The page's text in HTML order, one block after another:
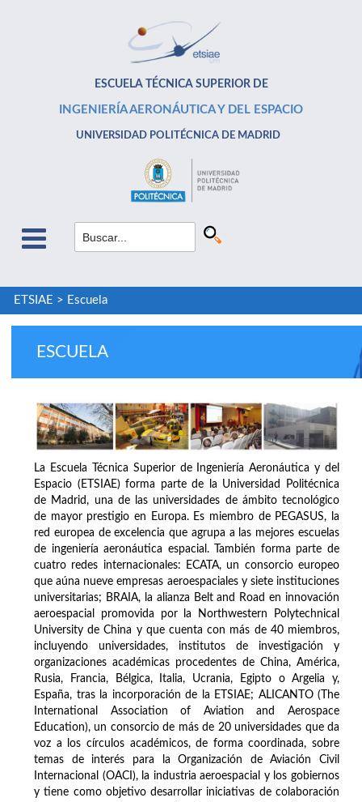
ESCUELA TÉCNICA SUPERIOR DE
INGENIERÍA AERONÁUTICA Y DEL ESPACIO
UNIVERSIDAD POLITÉCNICA DE MADRID
ETSIAE > Escuela
ESCUELA
La Escuela Técnica Superior de Ingeniería Aeronáutica y del
Espacio (ETSIAE) forma parte de la Universidad Politécnica
de Madrid, una de las universidades de ámbito tecnológico
de mayor prestigio en Europa. Es miembro de PEGASUS, la
red europea de excelencia que agrupa a las mejores escuelas
de ingeniería aeronáutica espacial. También forma parte de
cuatro redes internacionales: ECATA, un consorcio europeo
que aúna nueve empresas aeroespaciales y siete instituciones
universitarias; BRAIA, la alianza Belt and Road en innovación
aeroespacial promovida por la Northwestern Polytechnical
University de China y que cuenta con más de 40 miembros,
incluyendo universidades, institutos de investigación y
organizaciones académicas procedentes de China, América,
Rusia, Francia, Bélgica, Italia, Ucrania, Egipto o Argelia y,
España, tras la incorporación de la ETSIAE; ALICANTO (The
International Association of Aviation and Aerospace
Education), un consorcio de más de 20 universidades que da
voz a los círculos académicos, de forma coordinada, sobre
temas de interés para la Organización de Aviación Civil
Internacional (OACI), la industria aeroespacial y los gobiernos
y tiene como objetivo desarrollar iniciativas de colaboración